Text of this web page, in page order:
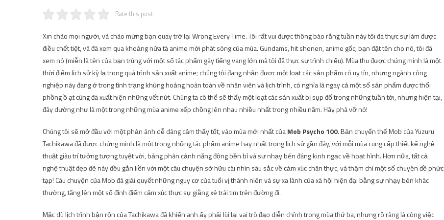
Rate this post
Xin chào mọi người, và chào mừng bạn quay trở lại Wrong Every Time. Tôi rất vui được thông báo rằng tuần này tôi đã thực sự làm được
điều chết tiệt, và đã xem qua khoảng nửa tá anime mới phát sóng của mùa. Gundams, hit shonen, anime gốc; bạn đặt tên cho nó, tôi đã
xem nó (miễn là tên của bạn trùng với một số tác phẩm gây tiếng vang lớn mà tôi đã thực sự trình chiếu). Mùa thu được chứng minh là một
thời điểm lịch sử kỳ lạ trong quá trình sản xuất anime; chúng tôi đang nhận được một loạt các sản phẩm có uy tín, nhưng ngành công
nghiệp này đang ở trong tình trạng khủng hoảng hoàn toàn về nhân viên và lịch trình, có nghĩa là ngay cả một số sản phẩm được thổi
phồng ồ ạt cũng đã xuất hiện những vết nứt. Chúng ta có thể sẽ thấy một loạt các sản xuất bị sụp đổ trong những tuần tới, nhưng hiện tại,
đây dường như là một trong những mùa anime xếp chồng lên nhau nhiều nhất trong nhiều năm. Hãy phá vỡ nó!
Chúng tôi sẽ mở đầu với một phản ánh dễ dàng cảm thấy tốt, vào mùa mới nhất củaMob Psycho 100. Bản chuyển thể Mob của Yuzuru
Tachikawa đã được chứng minh là một trong những tác phẩm anime hay nhất trong lịch sử gần đây, với mỗi mùa cung cấp thiết kế nghệ
thuật giàu trí tưởng tượng tuyệt vời, bảng phân cảnh năng động bền bỉ và sự nhạy bén đáng kinh ngạc về hoạt hình. Hơn nữa, tất cả
nghệ thuật đẹp đẽ này đều gắn liền với một câu chuyện sở hữu cái nhìn sâu sắc về cảm xúc chân thực, và thậm chí một số chuyên đề phức
tạp! Câu chuyện của Mob đã giải quyết những nguy cơ của tuổi vị thành niên và sự xa lánh của xã hội hiện đại bằng sự nhạy bén khác
thường, tăng lên một số đỉnh điểm cảm xúc thực sự giằng xé trái tim trên đường đi.
Mặc dù lịch trình bận rộn của Tachikawa đã khiến anh ấy phải lùi lại vai trò đạo diễn chính trong mùa thứ ba, nhưng rõ ràng là công việc